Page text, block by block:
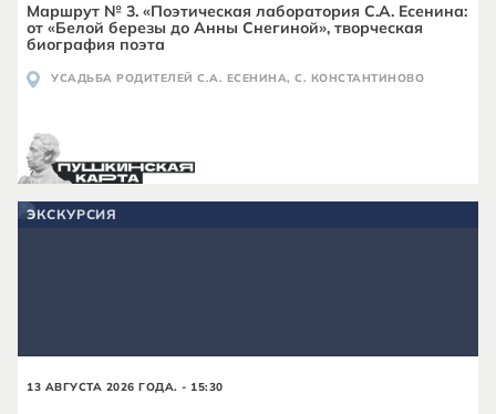
Маршрут № 3. «Поэтическая лаборатория С.А. Есенина:
от «Белой березы до Анны Снегиной», творческая
биография поэта
УСАДЬБА РОДИТЕЛЕЙ С.А. ЕСЕНИНА, С. КОНСТАНТИНОВО
ЭКСКУРСИЯ
13 АВГУСТА 2026 ГОДА. - 15:30